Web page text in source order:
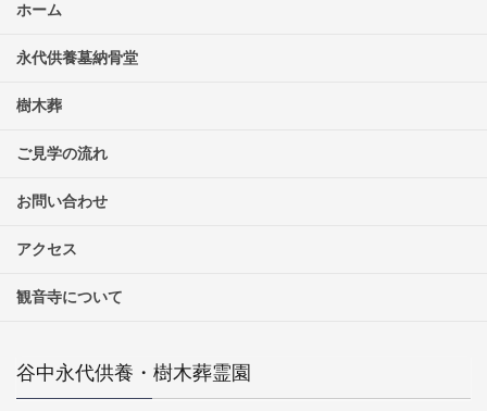
ホーム
永代供養墓納骨堂
樹木葬
ご見学の流れ
お問い合わせ
アクセス
観音寺について
谷中永代供養・樹木葬霊園